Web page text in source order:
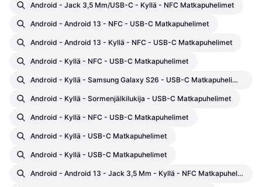
Android - Jack 3,5 Mm/USB-C - Kyllä - NFC Matkapuhelimet
Android - Android 13 - NFC - USB-C Matkapuhelimet
Android - Android 13 - Kyllä - NFC - USB-C Matkapuhelimet
Android - Kyllä - NFC - USB-C Matkapuhelimet
Android - Kyllä - Samsung Galaxy S26 - USB-C Matkapuhelimet
Android - Kyllä - Sormenjälkilukija - USB-C Matkapuhelimet
Android - Kyllä - NFC - USB-C Matkapuhelimet
Android - Kyllä - USB-C Matkapuhelimet
Android - Kyllä - USB-C Matkapuhelimet
Android - Android 13 - Jack 3,5 Mm - Kyllä - NFC Matkapuhelimet